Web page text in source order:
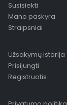
Susisiekti
Mano paskyra
Straipsniai
Užsakymų istorija
Prisijungti
Registruotis